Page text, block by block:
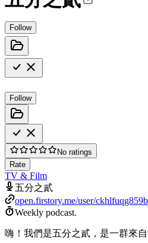
Follow
Follow
No ratings
Rate
TV & Film
五分之貳
open.firstory.me/user/
Weekly podcast.
嗨！我們是五分之貳，是一群來自